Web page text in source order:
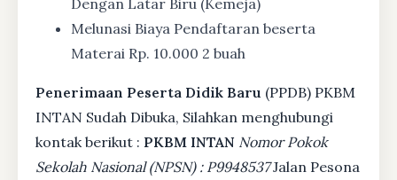
Dengan Latar Biru (Kemeja)
Melunasi Biaya Pendaftaran beserta
Materai Rp. 10.000 2 buah
Penerimaan Peserta Didik Baru (PPDB) PKBM
INTAN Sudah Dibuka, Silahkan menghubungi
kontak berikut : PKBM INTAN Nomor Pokok
Sekolah Nasional (NPSN) : P9948537Jalan Pesona